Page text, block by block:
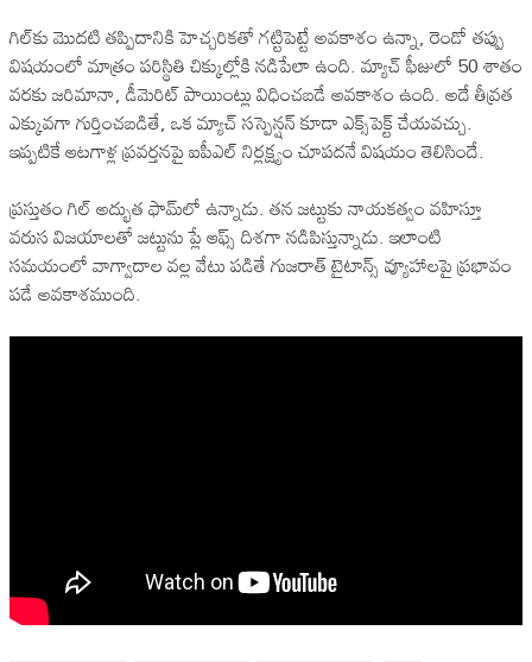
గిల్‌కు మొదటి తప్పిదానికి హెచ్చరికతో గట్టిపెట్టే అవకాశం ఉన్నా, రెండో తప్పు
విషయంలో మాత్రం పరిస్థితి చిక్కుల్లోకి నడిపేలా ఉంది. మ్యాచ్ ఫీజులో 50 శాతం
వరకు జరిమానా, డీమెరిట్ పాయింట్లు విధించబడే అవకాశం ఉంది. అదే తీవ్రత
ఎక్కువగా గుర్తించబడితే, ఒక మ్యాచ్ సస్పెన్షన్ కూడా ఎక్స్‌పెక్ట్ చేయవచ్చు.
ఇప్పటికే ఆటగాళ్ల ప్రవర్తనపై ఐపీఎల్ నిర్లక్ష్యం చూపదనే విషయం తెలిసిందే.
ప్రస్తుతం గిల్ అద్భుత ఫామ్‌లో ఉన్నాడు. తన జట్టుకు నాయకత్వం వహిస్తూ
వరుస విజయాలతో జట్టును ప్లే ఆఫ్స్ దిశగా నడిపిస్తున్నాడు. ఇలాంటి
సమయంలో వాగ్వాదాల వల్ల వేటు పడితే గుజరాత్ టైటాన్స్ వ్యూహాలపై ప్రభావం
పడే అవకాశముంది.